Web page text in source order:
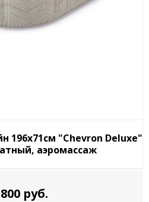
196х71см "Chevron Deluxe"
аэромассаж
руб.